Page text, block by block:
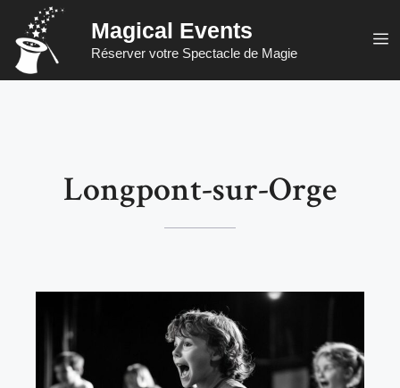
contenu
Magical Events
Réserver votre Spectacle de Magie
Longpont-sur-Orge